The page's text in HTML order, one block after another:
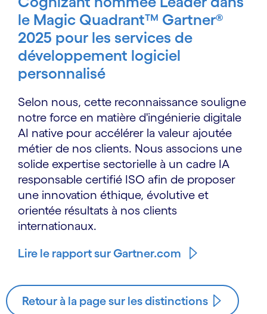
le Magic Quadrant™ Gartner®
2025 pour les services de
développement logiciel
personnalisé
Selon nous, cette reconnaissance souligne
notre force en matière d'ingénierie digitale
AI native pour accélérer la valeur ajoutée
métier de nos clients. Nous associons une
solide expertise sectorielle à un cadre IA
responsable certifié ISO afin de proposer
une innovation éthique, évolutive et
orientée résultats à nos clients
internationaux.
Lire le rapport sur Gartner.com
Retour à la page sur les distinctions